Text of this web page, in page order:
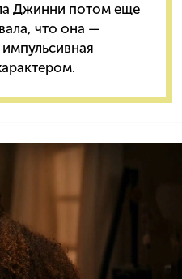
Джинни потом еще
что она —